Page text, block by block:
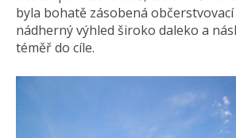
byla bohatě zásobená občerstvovací
nádherný výhled široko daleko a
téměř do cíle.